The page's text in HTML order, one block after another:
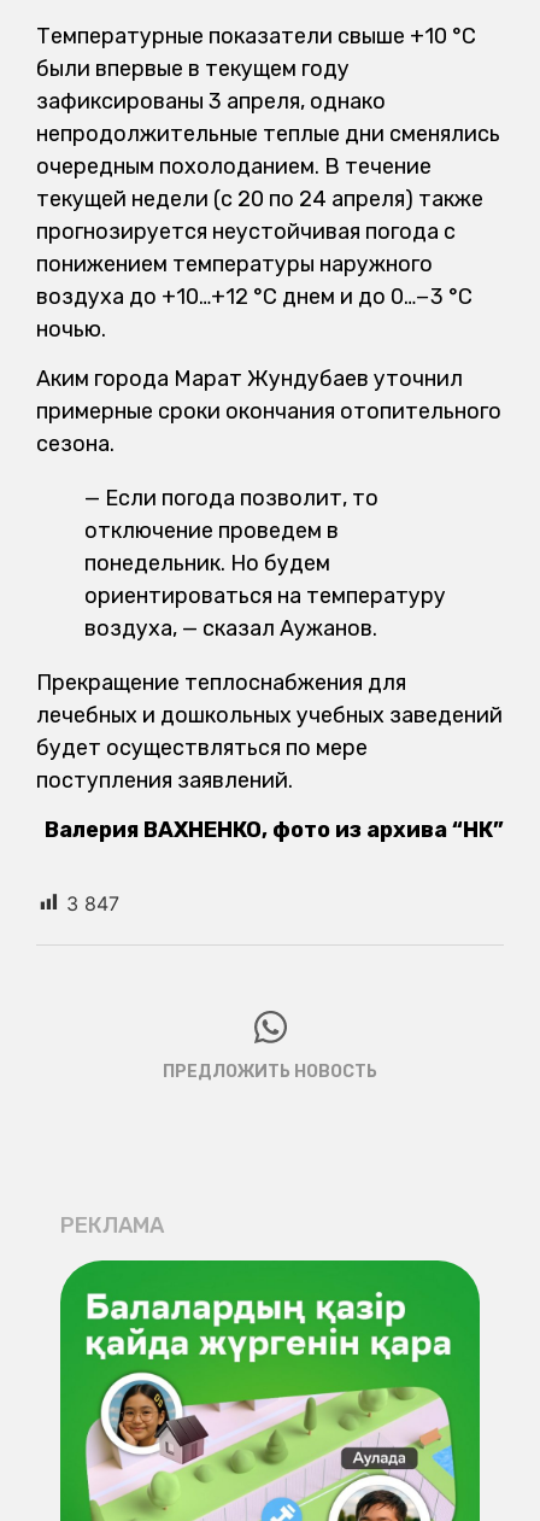
Температурные показатели свыше +10 °C
были впервые в текущем году
зафиксированы 3 апреля, однако
непродолжительные теплые дни сменялись
очередным похолоданием. В течение
текущей недели (с 20 по 24 апреля) также
прогнозируется неустойчивая погода с
понижением температуры наружного
воздуха до +10…+12 °C днем и до 0…−3 °C
ночью.
Аким города Марат Жундубаев уточнил
примерные сроки окончания отопительного
сезона.
— Если погода позволит, то
отключение проведем в
понедельник. Но будем
ориентироваться на температуру
воздуха, — сказал Аужанов.
Прекращение теплоснабжения для
лечебных и дошкольных учебных заведений
будет осуществляться по мере
поступления заявлений.
Валерия ВАХНЕНКО, фото из архива “НК”
3 847
ПРЕДЛОЖИТЬ НОВОСТЬ
РЕКЛАМА